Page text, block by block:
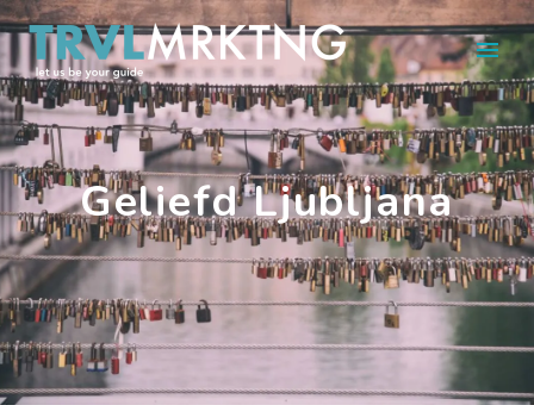
Geliefd Ljubljana